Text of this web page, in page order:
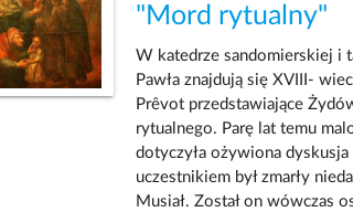
"Mord rytualny"
W katedrze sandomierskiej i
Pawła znajdują się XVIII-
Prêvot przedstawiające
rytualnego. Parę lat temu
dotyczyła ożywiona
uczestnikiem był zmarły
Musiał. Został on wówczas